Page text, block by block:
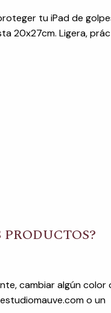
tu iPad de
20x27cm. Ligera,
cambiar algún color
o un